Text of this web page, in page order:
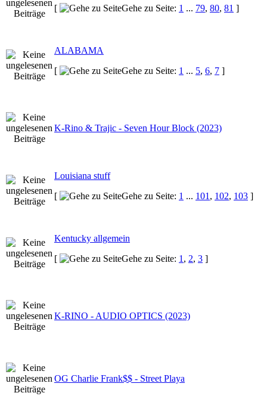
[
Gehe zu Seite: 1 ... 79, 80, 81 ]
ALABAMA
[
Gehe zu Seite: 1 ... 5, 6, 7 ]
K-Rino & Trajic - Seven Hour Block (2023)
Louisiana stuff
[
Gehe zu Seite: 1 ... 101 , 102, 103 ]
Kentucky allgemein
[
Gehe zu Seite: 1 , 2, 3 ]
K-RINO - AUDIO OPTICS (2023)
OG Charlie Frank$$ - Street Playa